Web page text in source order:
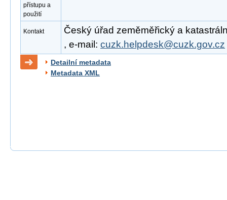
přístupu a
použití
Kontakt
Český úřad zeměměřický a
, e-mail: cuzk.helpdesk@cuzk.gov.cz
Detailní metadata
Metadata XML